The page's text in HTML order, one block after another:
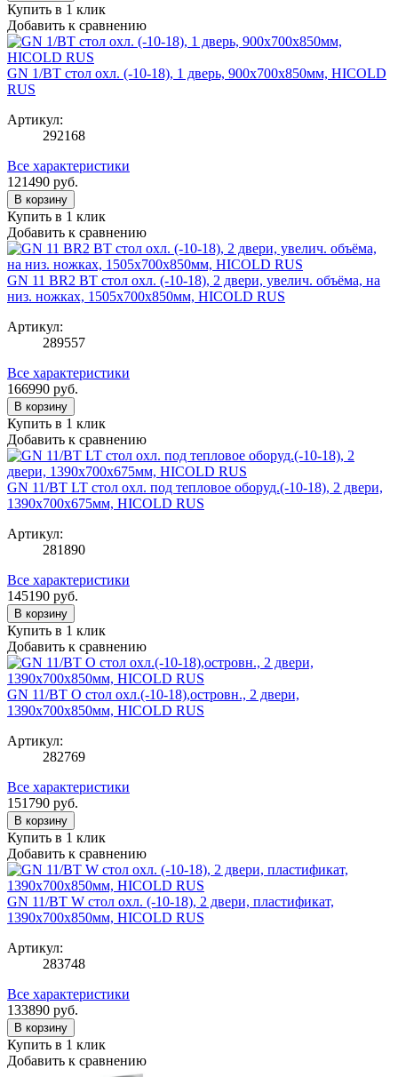
Купить в 1 клик
Добавить к сравнению
GN 1/BT стол охл. (-10-18), 1 дверь, 900х700х850мм, HICOLD
RUS
Артикул:
292168
Все характеристики
121490 руб.
В корзину
Купить в 1 клик
Добавить к сравнению
GN 11 BR2 BT стол охл. (-10-18), 2 двери, увелич. объёма, на
низ. ножках, 1505х700х850мм, HICOLD RUS
Артикул:
289557
Все характеристики
166990 руб.
В корзину
Купить в 1 клик
Добавить к сравнению
GN 11/BT LT стол охл. под тепловое оборуд.(-10-18), 2 двери,
1390х700х675мм, HICOLD RUS
Артикул:
281890
Все характеристики
145190 руб.
В корзину
Купить в 1 клик
Добавить к сравнению
GN 11/BT O стол охл.(-10-18),островн., 2 двери,
1390х700х850мм, HICOLD RUS
Артикул:
282769
Все характеристики
151790 руб.
В корзину
Купить в 1 клик
Добавить к сравнению
GN 11/BT W стол охл. (-10-18), 2 двери, пластификат,
1390х700х850мм, HICOLD RUS
Артикул:
283748
Все характеристики
133890 руб.
В корзину
Купить в 1 клик
Добавить к сравнению